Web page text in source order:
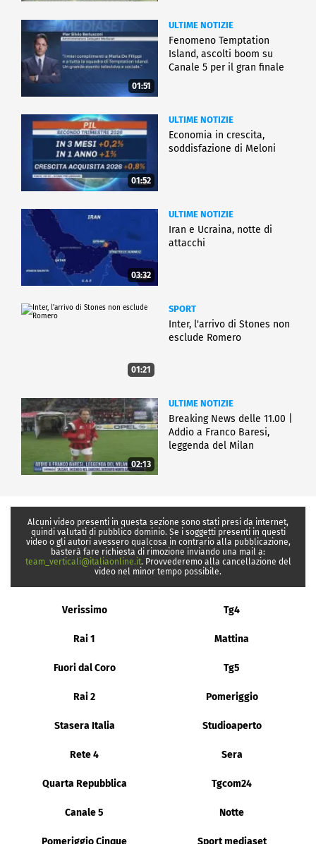
01:51
ULTIME NOTIZIE
Fenomeno Temptation
Island, ascolti boom su
Canale 5 per il gran finale
01:52
ULTIME NOTIZIE
Economia in crescita,
soddisfazione di Meloni
03:32
ULTIME NOTIZIE
Iran e Ucraina, notte di
attacchi
01:21
SPORT
Inter, l'arrivo di Stones non
esclude Romero
02:13
ULTIME NOTIZIE
Breaking News delle 11.00 |
Addio a Franco Baresi,
leggenda del Milan
Alcuni video presenti in questa sezione sono stati presi da internet,
quindi valutati di pubblico dominio. Se i soggetti presenti in questi
video o gli autori avessero qualcosa in contrario alla pubblicazione,
basterà fare richiesta di rimozione inviando una mail a:
team_verticali@italiaonline.it. Provvederemo alla cancellazione del
video nel minor tempo possibile.
Verissimo Tg4
Rai 1 Mattina
Fuori dal Coro Tg5
Rai 2 Pomeriggio
Stasera Italia Studioaperto
Rete 4 Sera
Quarta Repubblica Tgcom24
Canale 5 Notte